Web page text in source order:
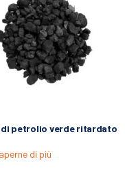
di petrolio verde ritardato
di più